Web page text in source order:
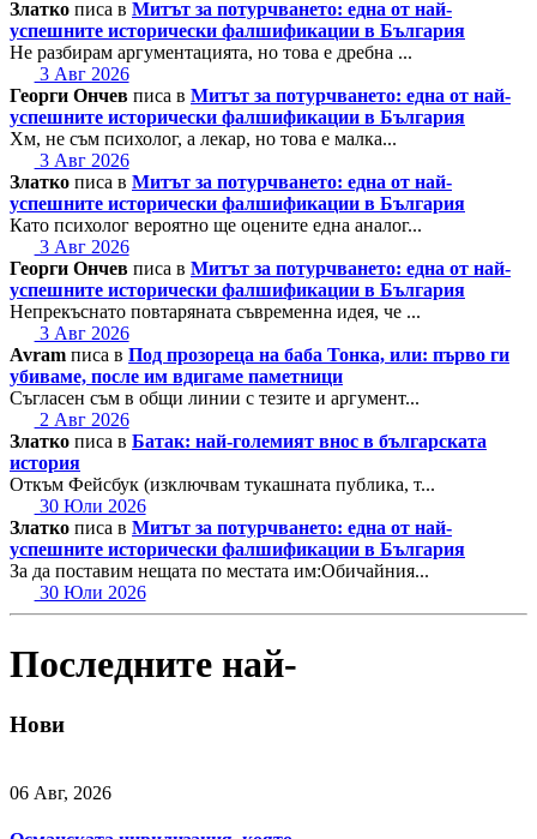
Златко писа в Митът за потурчването: една от най-
успешните исторически фалшификации в България
Не разбирам аргументацията, но това е дребна ...
3 Авг 2026
Георги Ончев писа в Митът за потурчването: една от най-
успешните исторически фалшификации в България
Хм, не съм психолог, а лекар, но това е малка...
3 Авг 2026
Златко писа в Митът за потурчването: една от най-
успешните исторически фалшификации в България
Като психолог вероятно ще оцените една аналог...
3 Авг 2026
Георги Ончев писа в Митът за потурчването: една от най-
успешните исторически фалшификации в България
Непрекъснато повтаряната съвременна идея, че ...
3 Авг 2026
Avram писа в Под прозореца на баба Тонка, или: първо ги
убиваме, после им вдигаме паметници
Съгласен съм в общи линии с тезите и аргумент...
2 Авг 2026
Златко писа в Батак: най-големият внос в българската
история
Откъм Фейсбук (изключвам тукашната публика, т...
30 Юли 2026
Златко писа в Митът за потурчването: една от най-
успешните исторически фалшификации в България
За да поставим нещата по местата им:Обичайния...
30 Юли 2026
Последните най-
Нови
06 Авг, 2026